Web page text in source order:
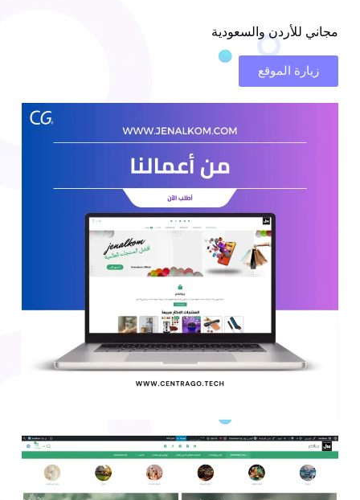
مجاني للأردن والسعودية
زيارة الموقع